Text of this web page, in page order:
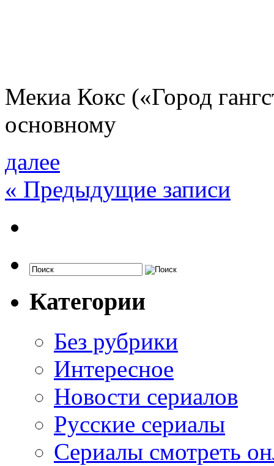
Мекиа Кокс («Город
основному
далее
« Предыдущие записи
Категории
Без рубрики
Интересное
Новости сериалов
Русские сериалы
Сериалы смотреть